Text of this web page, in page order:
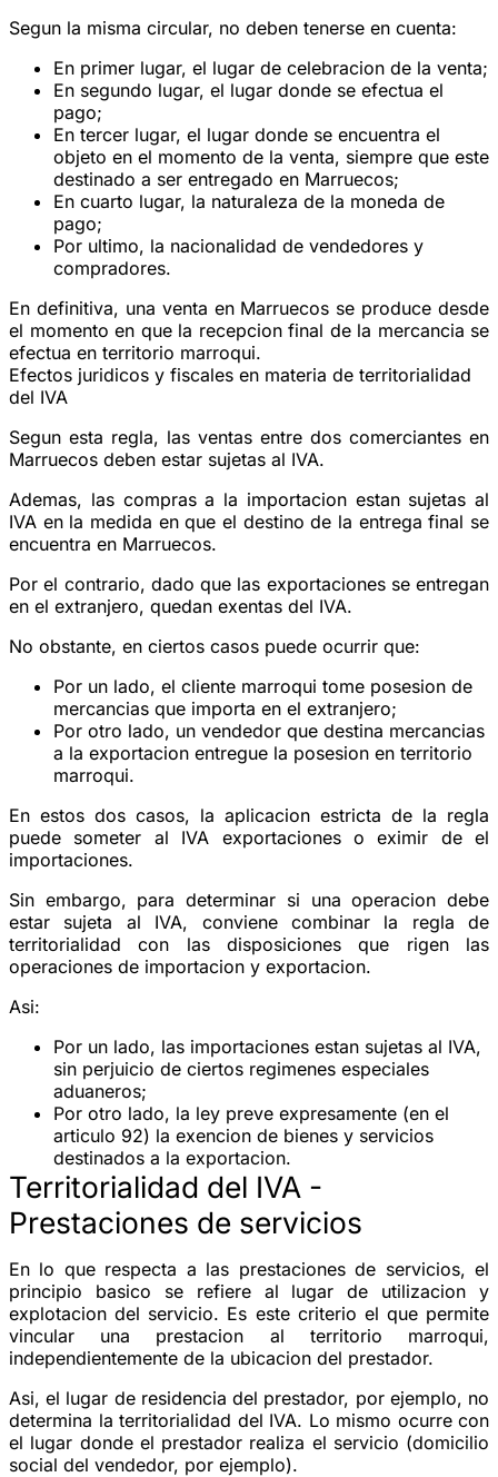
Segun la misma circular, no deben tenerse en cuenta:
En primer lugar, el lugar de celebracion de la venta;
En segundo lugar, el lugar donde se efectua el
pago;
En tercer lugar, el lugar donde se encuentra el
objeto en el momento de la venta, siempre que este
destinado a ser entregado en Marruecos;
En cuarto lugar, la naturaleza de la moneda de
pago;
Por ultimo, la nacionalidad de vendedores y
compradores.
En definitiva, una venta en Marruecos se produce desde
el momento en que la recepcion final de la mercancia se
efectua en territorio marroqui.
Efectos juridicos y fiscales en materia de territorialidad
del IVA
Segun esta regla, las ventas entre dos comerciantes en
Marruecos deben estar sujetas al IVA.
Ademas, las compras a la importacion estan sujetas al
IVA en la medida en que el destino de la entrega final se
encuentra en Marruecos.
Por el contrario, dado que las exportaciones se entregan
en el extranjero, quedan exentas del IVA.
No obstante, en ciertos casos puede ocurrir que:
Por un lado, el cliente marroqui tome posesion de
mercancias que importa en el extranjero;
Por otro lado, un vendedor que destina mercancias
a la exportacion entregue la posesion en territorio
marroqui.
En estos dos casos, la aplicacion estricta de la regla
puede someter al IVA exportaciones o eximir de el
importaciones.
Sin embargo, para determinar si una operacion debe
estar sujeta al IVA, conviene combinar la regla de
territorialidad con las disposiciones que rigen las
operaciones de importacion y exportacion.
Asi:
Por un lado, las importaciones estan sujetas al IVA,
sin perjuicio de ciertos regimenes especiales
aduaneros;
Por otro lado, la ley preve expresamente (en el
articulo 92) la exencion de bienes y servicios
destinados a la exportacion.
Territorialidad del IVA -
Prestaciones de servicios
En lo que respecta a las prestaciones de servicios, el
principio basico se refiere al lugar de utilizacion y
explotacion del servicio. Es este criterio el que permite
vincular una prestacion al territorio marroqui,
independientemente de la ubicacion del prestador.
Asi, el lugar de residencia del prestador, por ejemplo, no
determina la territorialidad del IVA. Lo mismo ocurre con
el lugar donde el prestador realiza el servicio (domicilio
social del vendedor, por ejemplo).